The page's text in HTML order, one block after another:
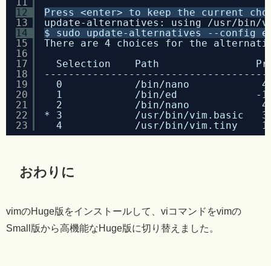
12
13
14
15
16
17
18
19
20
21
22
23
Press <enter> to keep the current
update-alternatives: using /usr/bin/
$ sudo update-alternatives --config
There are 4 choices for the
Selection    Path
0            /bin/nano
1            /bin/ed             -
2            /bin/nano
* 3            /usr/bin/vim.basic   30
4            /usr/bin/vim.tiny    15
おわりに
vimのHuge版をインストールして、viコマンドをvimの
Small版から高機能なHuge版に切り替えました。